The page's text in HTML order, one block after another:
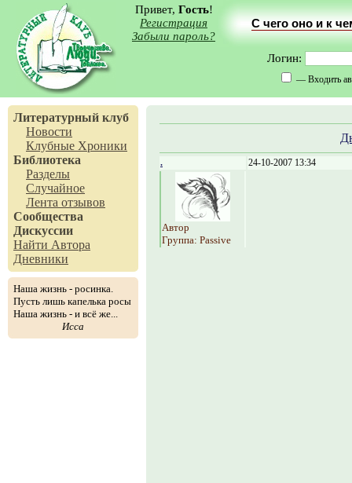
Привет, Гость!
Регистрация
Забыли пароль?
С чего оно и к
Логин:
— Входить
Литературный клуб
Новости
Клубные Хроники
Библиотека
Разделы
Случайное
Лента отзывов
Сообщества
Дискуссии
Найти Автора
Дневники
Наша жизнь - росинка.
Пусть лишь капелька росы
Наша жизнь - и всё же...
Исса
. 24-10-2007 13:34
Автор
Группа: Passive